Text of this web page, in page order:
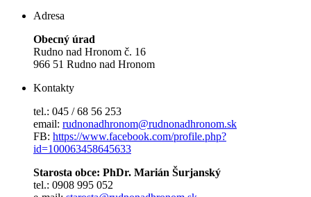
Adresa
Obecný úrad
Rudno nad Hronom č. 16
966 51 Rudno nad Hronom
Kontakty
tel.: 045 / 68 56 253
email: rudnonadhronom@rudnonadhronom.sk
FB: https://www.facebook.com/profile.php?
id=100063458645633
Starosta obce: PhDr. Marián Šurjanský
tel.: 0908 995 052